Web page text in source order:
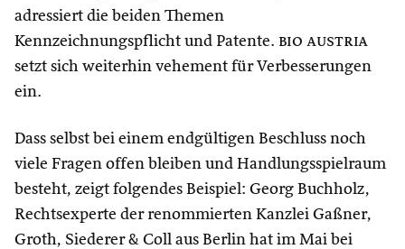
adressiert die beiden Themen
Kennzeichnungspflicht und Patente. bio austria
setzt sich weiterhin vehement für Verbesserungen
ein.
Dass selbst bei einem endgültigen Beschluss noch
viele Fragen offen bleiben und Handlungsspielraum
besteht, zeigt folgendes Beispiel: Georg Buchholz,
Rechtsexperte der renommierten Kanzlei Gaßner,
Groth, Siederer & Coll aus Berlin hat im Mai bei